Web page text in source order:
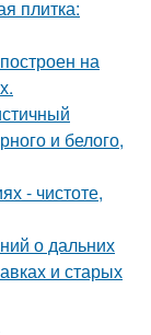
плитка:
на
и белого,
- чистоте,
о дальних
и старых